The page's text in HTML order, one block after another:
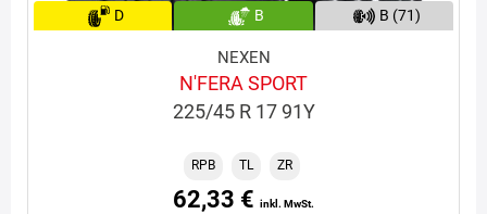
D B B (71)
NEXEN
N'FERA SPORT
225/45 R 17 91Y
RPB TL ZR
62,33 € inkl. MwSt.